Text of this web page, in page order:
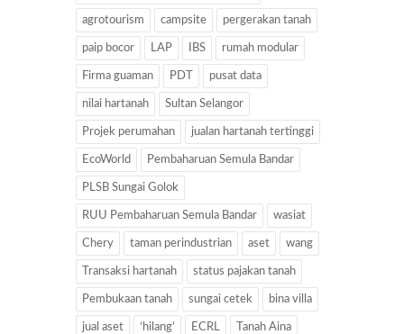
agrotourism campsite pergerakan tanah
paip bocor LAP IBS rumah modular
Firma guaman PDT pusat data
nilai hartanah Sultan Selangor
Projek perumahan jualan hartanah tertinggi
EcoWorld Pembaharuan Semula Bandar
PLSB Sungai Golok
RUU Pembaharuan Semula Bandar wasiat
Chery taman perindustrian aset wang
Transaksi hartanah status pajakan tanah
Pembukaan tanah sungai cetek bina villa
jual aset ‘hilang’ ECRL Tanah Aina